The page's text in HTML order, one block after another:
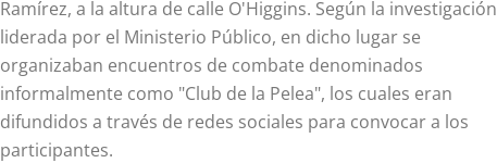
Ramírez, a la altura de calle O'Higgins. Según la investigación
liderada por el Ministerio Público, en dicho lugar se
organizaban encuentros de combate denominados
informalmente como "Club de la Pelea", los cuales eran
difundidos a través de redes sociales para convocar a los
participantes.